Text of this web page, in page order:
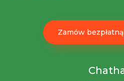
Zamów